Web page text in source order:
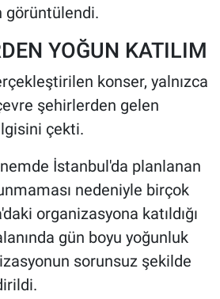
görüntülendi.
YOĞUN KATILIM
konser, yalnızca
şehirlerden gelen
çekti.
İstanbul'da planlanan
nedeniyle birçok
organizasyona katıldığı
gün boyu yoğunluk
sorunsuz şekilde